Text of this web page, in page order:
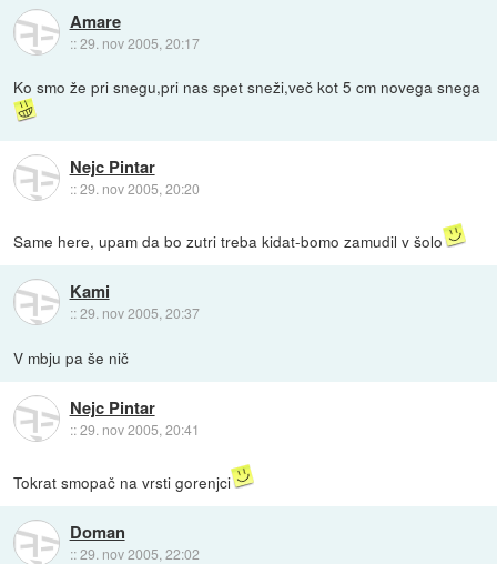
Amare
::29. nov 2005, 20:17
Ko smo že pri snegu,pri nas spet sneži,več kot 5 cm novega snega
Nejc Pintar
::29. nov 2005, 20:20
Same here, upam da bo zutri treba kidat-bomo zamudil v šolo
Kami
::29. nov 2005, 20:37
V mbju pa še nič
Nejc Pintar
::29. nov 2005, 20:41
Tokrat smopač na vrsti gorenjci
Doman
::29. nov 2005, 22:02